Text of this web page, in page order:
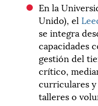
En la
Unido), el
se integra
capacidades
gestión del
crítico,
curriculares
talleres o